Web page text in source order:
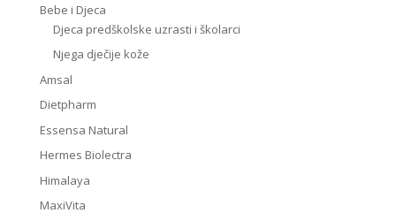
Bebe i Djeca
Djeca predškolske uzrasti i školarci
Njega dječije kože
Amsal
Dietpharm
Essensa Natural
Hermes Biolectra
Himalaya
MaxiVita